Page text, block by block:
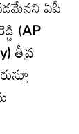
ఏపీ
(AP
తీవ్ర